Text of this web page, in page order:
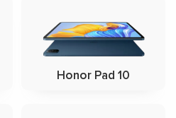
Honor Pad 10